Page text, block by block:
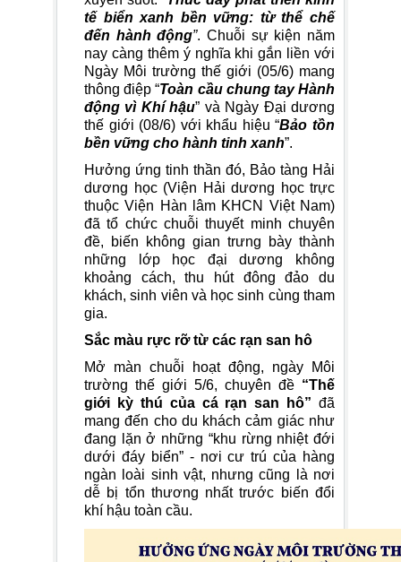
tế biển xanh bền vững: từ thể chế
đến hành động”. Chuỗi sự kiện năm
nay càng thêm ý nghĩa khi gắn liền với
Ngày Môi trường thế giới (05/6) mang
thông điệp “Toàn cầu chung tay Hành
động vì Khí hậu” và Ngày Đại dương
thế giới (08/6) với khẩu hiệu “Bảo tồn
bền vững cho hành tinh xanh”.
Hưởng ứng tinh thần đó, Bảo tàng Hải
dương học (Viện Hải dương học trực
thuộc Viện Hàn lâm KHCN Việt Nam)
đã tổ chức chuỗi thuyết minh chuyên
đề, biến không gian trưng bày thành
những lớp học đại dương không
khoảng cách, thu hút đông đảo du
khách, sinh viên và học sinh cùng tham
gia.
Sắc màu rực rỡ từ các rạn san hô
Mở màn chuỗi hoạt động, ngày Môi
trường thế giới 5/6, chuyên đề “Thế
giới kỳ thú của cá rạn san hô” đã
mang đến cho du khách cảm giác như
đang lặn ở những “khu rừng nhiệt đới
dưới đáy biển” - nơi cư trú của hàng
ngàn loài sinh vật, nhưng cũng là nơi
dễ bị tổn thương nhất trước biến đổi
khí hậu toàn cầu.